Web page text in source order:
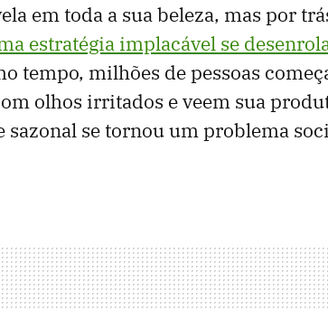
em toda a sua beleza, mas por
estratégia implacável se
tempo, milhões de pessoas
olhos irritados e veem sua
sazonal se tornou um problema